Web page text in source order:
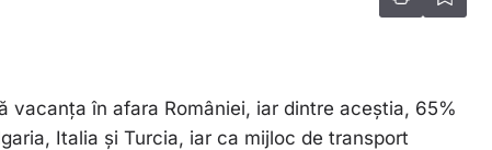
vacanţa în afara României, iar dintre aceştia, 65%
Italia şi Turcia, iar ca mijloc de transport